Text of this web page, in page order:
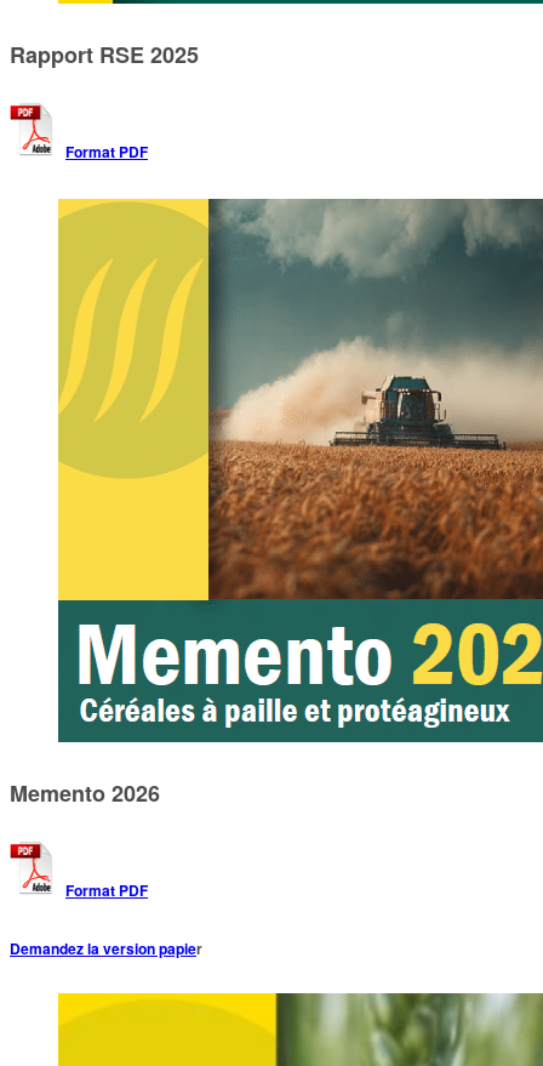
Rapport RSE 2025
Format PDF
Memento 2026
Format PDF
Demandez la version papier